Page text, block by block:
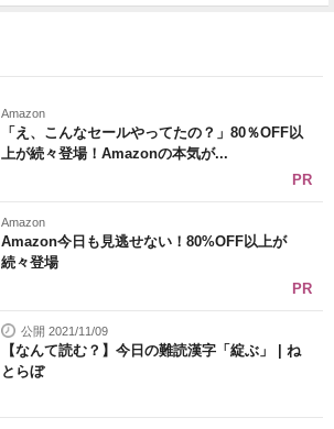
Amazon
「え、こんなセールやってたの？」80％OFF以
上が続々登場！Amazonの本気が...
PR
Amazon
Amazon今日も見逃せない！80%OFF以上が
続々登場
PR
公開 2021/11/09
【なんて読む？】今日の難読漢字「綻ぶ」 | ね
とらぼ